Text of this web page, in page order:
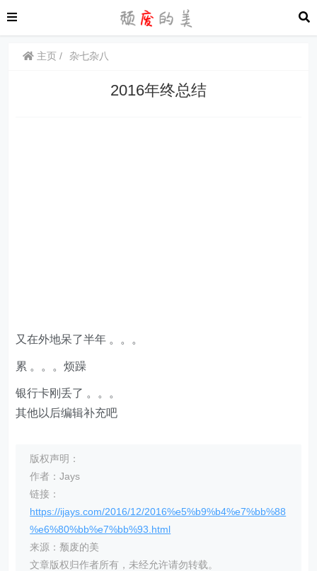
主页 杂七杂八
2016年终总结
又在外地呆了半年 。。。
累 。。。烦躁
银行卡刚丢了 。。。
其他以后编辑补充吧
版权声明：
作者：Jays
链接：
https://ijays.com/2016/12/2016%e5%b9%b4%e7%bb%88
%e6%80%bb%e7%bb%93.html
来源：颓废的美
文章版权归作者所有，未经允许请勿转载。